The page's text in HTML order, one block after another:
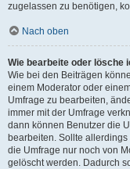
zugelassen zu benötigen,
Nach oben
Wie bearbeite oder lösche
Wie bei den Beiträgen
einem Moderator oder
Umfrage zu bearbeiten,
immer mit der Umfrage
dann können Benutzer die
bearbeiten. Sollte
die Umfrage nur noch von
gelöscht werden. Dadurch